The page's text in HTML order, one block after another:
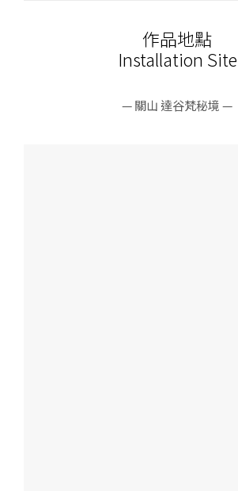
作品地點
Installation Site
— 關山 達谷梵秘境 —